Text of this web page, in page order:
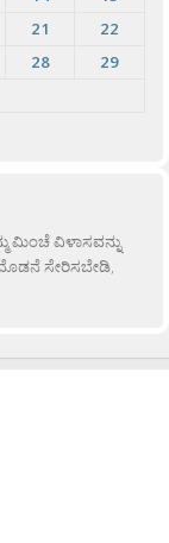
21
22
28
29
ಮಿಂಚೆ ವಿಳಾಸವನ್ನು
ಸೇರಿಸಬೇಡಿ,